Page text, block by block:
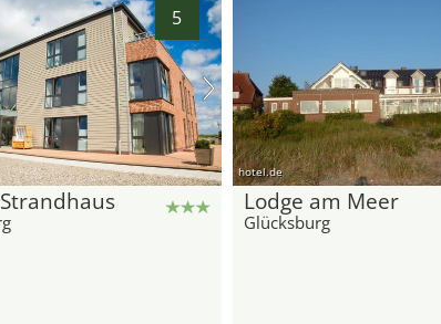
5
hotel.de
Lodge am Meer
Glücksburg